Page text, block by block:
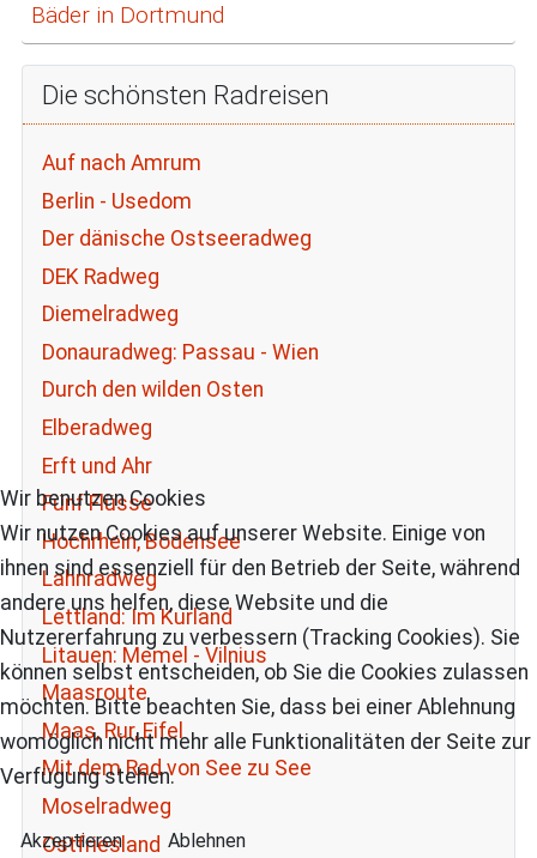
Bäder in Dortmund
Die schönsten Radreisen
Auf nach Amrum
Berlin - Usedom
Der dänische Ostseeradweg
DEK Radweg
Diemelradweg
Donauradweg: Passau - Wien
Durch den wilden Osten
Elberadweg
Erft und Ahr
Fünf Flüsse
Hochrhein, Bodensee
Lahnradweg
Lettland: Im Kurland
Litauen: Memel - Vilnius
Maasroute
Maas, Rur, Eifel
Mit dem Rad von See zu See
Moselradweg
Ostfriesland
Wir benutzen Cookies
Wir nutzen Cookies auf unserer Website. Einige von
ihnen sind essenziell für den Betrieb der Seite, während
andere uns helfen, diese Website und die
Nutzererfahrung zu verbessern (Tracking Cookies). Sie
können selbst entscheiden, ob Sie die Cookies zulassen
möchten. Bitte beachten Sie, dass bei einer Ablehnung
womöglich nicht mehr alle Funktionalitäten der Seite zur
Verfügung stehen.
Akzeptieren Ablehnen